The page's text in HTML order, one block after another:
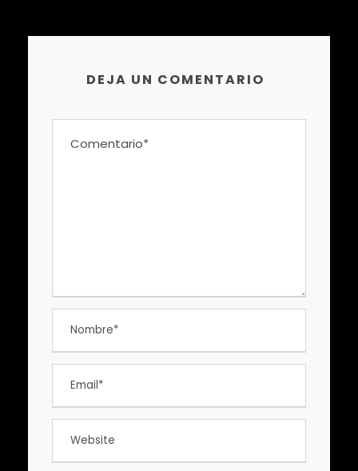
DEJA UN COMENTARIO